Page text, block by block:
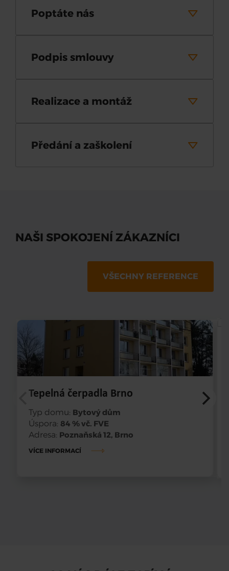
Poptáte nás
Podpis smlouvy
Realizace a montáž
Předání a zaškolení
NAŠI SPOKOJENÍ ZÁKAZNÍCI
VŠECHNY REFERENCE
Tepelná čerpadla Brno
Typ domu: Bytový dům
Úspora: 84 % vč. FVE
Adresa: Poznaňská 12, Brno
VÍCE INFORMACÍ